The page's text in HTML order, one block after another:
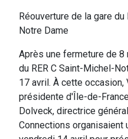
Réouverture de la gare
Notre Dame
Après une fermeture de 8
du RER C Saint-Michel-
17 avril. À cette
présidente d'Île-de-
Dolveck, directrice
Connections